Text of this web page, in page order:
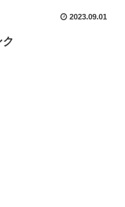
2023.09.01